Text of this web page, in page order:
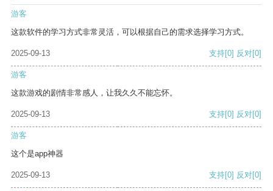
游客
这款软件的学习方式非常灵活，可以根据自己的需求选择学习方式。
2025-09-13 支持[0] 反对[0]
游客
这款游戏的剧情非常感人，让我久久不能忘怀。
2025-09-13 支持[0] 反对[0]
游客
这个是app神器
2025-09-13 支持[0] 反对[0]